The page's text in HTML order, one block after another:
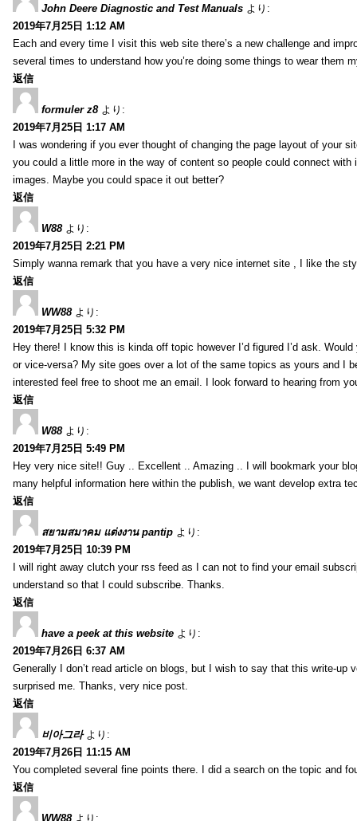
John Deere Diagnostic and Test Manuals より:
2019年7月25日 1:12 AM
Each and every time I visit this web site there’s a new challenge and
several times to understand how you’re doing some things to wear them
返信
formuler z8 より:
2019年7月25日 1:17 AM
I was wondering if you ever thought of changing the page layout of your
you could a little more in the way of content so people could connect
images. Maybe you could space it out better?
返信
W88 より:
2019年7月25日 2:21 PM
Simply wanna remark that you have a very nice internet site , I like the
返信
WW88 より:
2019年7月25日 5:32 PM
Hey there! I know this is kinda off topic however I’d figured I’d ask.
or vice-versa? My site goes over a lot of the same topics as yours and I
interested feel free to shoot me an email. I look forward to hearing from
返信
W88 より:
2019年7月25日 5:49 PM
Hey very nice site!! Guy .. Excellent .. Amazing .. I will bookmark your
many helpful information here within the publish, we want develop extra
返信
สยามสมาคม แต่งงาน pantip より:
2019年7月25日 10:39 PM
I will right away clutch your rss feed as I can not to find your email
understand so that I could subscribe. Thanks.
返信
have a peek at this website より:
2019年7月26日 6:37 AM
Generally I don’t read article on blogs, but I wish to say that this write-
surprised me. Thanks, very nice post.
返信
비아그라 より:
2019年7月26日 11:15 AM
You completed several fine points there. I did a search on the topic and
返信
WW88 より: